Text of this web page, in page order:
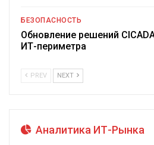
БЕЗОПАСНОСТЬ
Обновление решений
ИТ-периметра
PREV NEXT
Аналитика ИТ-Рынка